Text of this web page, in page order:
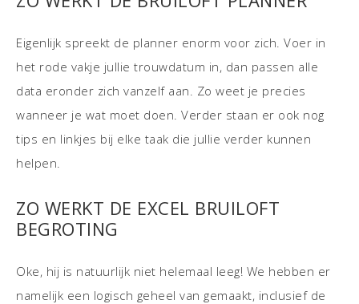
Eigenlijk spreekt de planner enorm voor zich. Voer in
het rode vakje jullie trouwdatum in, dan passen alle
data eronder zich vanzelf aan. Zo weet je precies
wanneer je wat moet doen. Verder staan er ook nog
tips en linkjes bij elke taak die jullie verder kunnen
helpen.
ZO WERKT DE EXCEL BRUILOFT
BEGROTING
Oke, hij is natuurlijk niet helemaal leeg! We hebben er
namelijk een logisch geheel van gemaakt, inclusief de